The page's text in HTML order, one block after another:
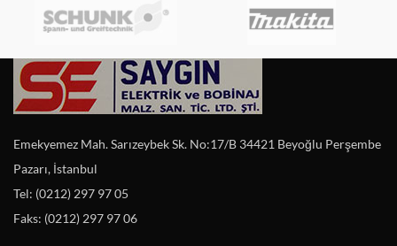
Emekyemez Mah. Sarızeybek Sk. No:17/B 34421 Beyoğlu Perşembe
Pazarı, İstanbul
Tel: (0212) 297 97 05
Faks: (0212) 297 97 06